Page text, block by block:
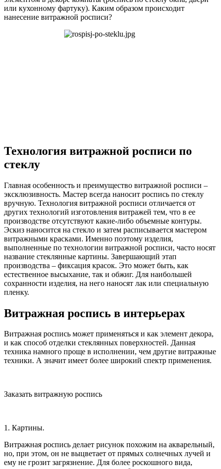
или кухонному фартуку). Каким образом происходит
нанесение витражной росписи?
Технология витражной росписи по
стеклу
Главная особенность и преимущество витражной росписи –
эксклюзивность. Мастер всегда наносит роспись по стеклу
вручную. Технология витражной росписи отличается от
других технологий изготовления витражей тем, что в ее
производстве отсутствуют какие-либо объемные контуры.
Эскиз наносится на стекло и затем расписывается мастером
витражными красками. Именно поэтому изделия,
выполненные по технологии витражной росписи, часто носят
название стеклянные картины. Завершающий этап
производства – фиксация красок. Это может быть, как
естественное высыхание, так и обжиг. Для наибольшей
сохранности изделия, на него наносят лак или специальную
пленку.
Витражная роспись в интерьерах
Витражная роспись может применяться и как элемент декора,
и как способ отделки стеклянных поверхностей. Данная
техника намного проще в исполнении, чем другие витражные
техники. А значит имеет более широкий спектр применения.
Заказать витражную роспись
1. Картины.
Витражная роспись делает рисунок похожим на акварельный,
но, при этом, он не выцветает от прямых солнечных лучей и
ему не грозит загрязнение. Для более роскошного вида,